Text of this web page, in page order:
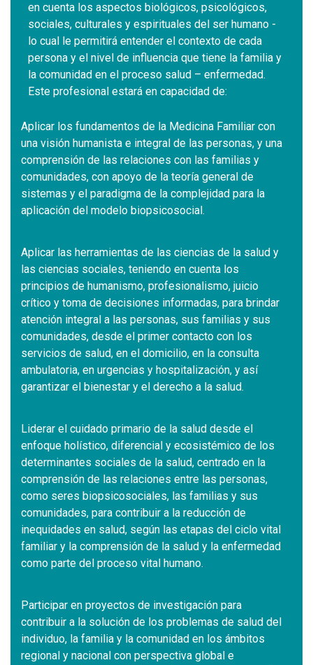
en cuenta los aspectos biológicos, psicológicos,
sociales, culturales y espirituales del ser humano -
lo cual le permitirá entender el contexto de cada
persona y el nivel de influencia que tiene la familia y
la comunidad en el proceso salud – enfermedad.
Este profesional estará en capacidad de:
Aplicar los fundamentos de la Medicina Familiar con
una visión humanista e integral de las personas, y una
comprensión de las relaciones con las familias y
comunidades, con apoyo de la teoría general de
sistemas y el paradigma de la complejidad para la
aplicación del modelo biopsicosocial.
Aplicar las herramientas de las ciencias de la salud y
las ciencias sociales, teniendo en cuenta los
principios de humanismo, profesionalismo, juicio
crítico y toma de decisiones informadas, para brindar
atención integral a las personas, sus familias y sus
comunidades, desde el primer contacto con los
servicios de salud, en el domicilio, en la consulta
ambulatoria, en urgencias y hospitalización, y así
garantizar el bienestar y el derecho a la salud.
Liderar el cuidado primario de la salud desde el
enfoque holístico, diferencial y ecosistémico de los
determinantes sociales de la salud, centrado en la
comprensión de las relaciones entre las personas,
como seres biopsicosociales, las familias y sus
comunidades, para contribuir a la reducción de
inequidades en salud, según las etapas del ciclo vital
familiar y la comprensión de la salud y la enfermedad
como parte del proceso vital humano.
Participar en proyectos de investigación para
contribuir a la solución de los problemas de salud del
individuo, la familia y la comunidad en los ámbitos
regional y nacional con perspectiva global e